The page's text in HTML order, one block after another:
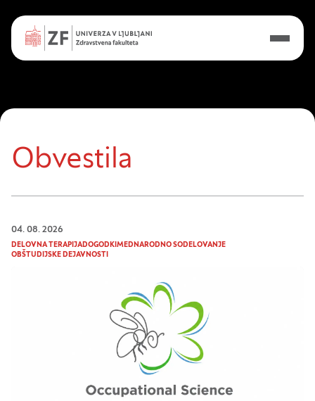
Obvestila
04. 08. 2026
DELOVNA TERAPIJADOGODKIMEDNARODNO SODELOVANJE
OBŠTUDIJSKE DEJAVNOSTI